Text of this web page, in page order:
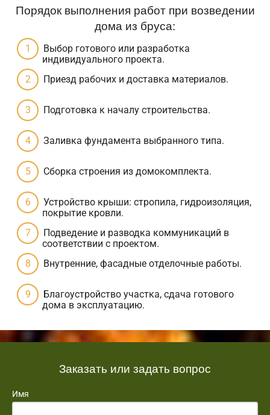
Порядок выполнения работ при возведении
дома из бруса:
Выбор готового или разработка
индивидуального проекта.
Приезд рабочих и доставка материалов.
Подготовка к началу строительства.
Заливка фундамента выбранного типа.
Сборка строения из домокомплекта.
Устройство крыши: стропила, гидроизоляция,
покрытие кровли.
Подведение и разводка коммуникаций в
соответствии с проектом.
Внутренние, фасадные отделочные работы.
Благоустройство участка, сдача готового
дома в эксплуатацию.
Заказать или задать вопрос
Имя